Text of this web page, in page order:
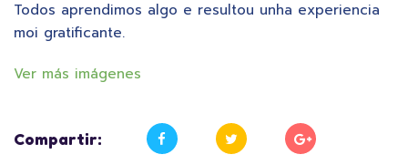
Todos aprendimos algo e resultou unha experiencia
moi gratificante.
Ver más imágenes
Compartir: